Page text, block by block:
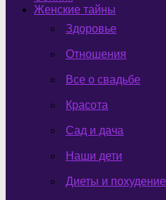
Женские тайны
Здоровье
Отношения
Все о свадьбе
Красота
Сад и дача
Наши дети
Диеты и похудение